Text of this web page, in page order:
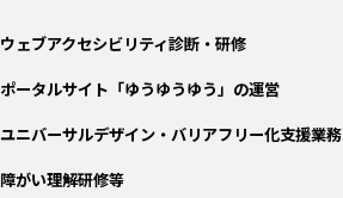
ウェブアクセシビリティ診断・研修
ポータルサイト「ゆうゆうゆう」の運営
ユニバーサルデザイン・バリアフリー化支援業務
障がい理解研修等